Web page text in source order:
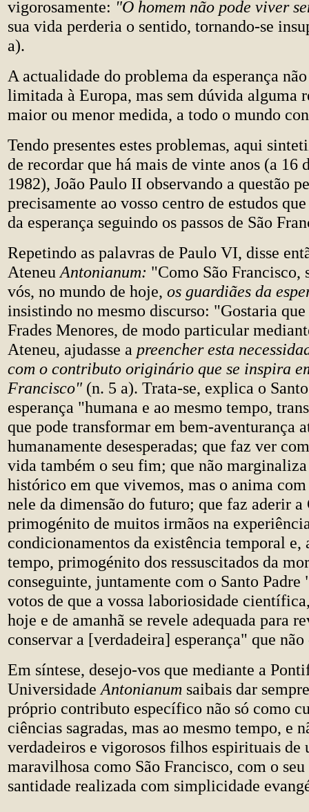
vigorosamente: "O homem não pode viver
sua vida perderia o sentido, tornando-se
a).
A actualidade do problema da esperança
limitada à Europa, mas sem dúvida alguma
maior ou menor medida, a todo o mundo
Tendo presentes estes problemas, aqui
de recordar que há mais de vinte anos (a 16
1982), João Paulo II observando a questão
precisamente ao vosso centro de estudos
da esperança seguindo os passos de São
Repetindo as palavras de Paulo VI, disse
Ateneu Antonianum: "Como São Francisco,
vós, no mundo de hoje, os guardiães da
insistindo no mesmo discurso: "Gostaria
Frades Menores, de modo particular
Ateneu, ajudasse a preencher esta
com o contributo originário que se inspira
Francisco" (n. 5 a). Trata-se, explica o
esperança "humana e ao mesmo tempo,
que pode transformar em bem-aventurança
humanamente desesperadas; que faz ver
vida também o seu fim; que não marginaliza
histórico em que vivemos, mas o anima
nele da dimensão do futuro; que faz aderir a
primogénito de muitos irmãos na
condicionamentos da existência temporal e,
tempo, primogénito dos ressuscitados da
conseguinte, juntamente com o Santo
votos de que a vossa laboriosidade
hoje e de amanhã se revele adequada para
conservar a [verdadeira] esperança" que
Em síntese, desejo-vos que mediante a
Universidade Antonianum saibais dar
próprio contributo específico não só como
ciências sagradas, mas ao mesmo tempo, e
verdadeiros e vigorosos filhos espirituais de
maravilhosa como São Francisco, com o
santidade realizada com simplicidade